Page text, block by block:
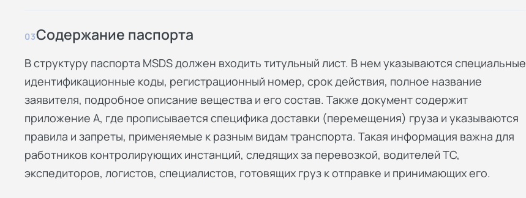
03Содержание паспорта
В структуру паспорта MSDS должен входить титульный лист. В нем указываются специальные
идентификационные коды, регистрационный номер, срок действия, полное название
заявителя, подробное описание вещества и его состав. Также документ содержит
приложение А, где прописывается специфика доставки (перемещения) груза и указываются
правила и запреты, применяемые к разным видам транспорта. Такая информация важна для
работников контролирующих инстанций, следящих за перевозкой, водителей ТС,
экспедиторов, логистов, специалистов, готовящих груз к отправке и принимающих его.